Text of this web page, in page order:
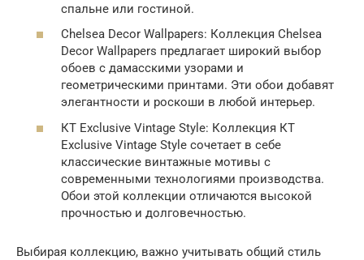
спальне или гостиной.
Chelsea Decor Wallpapers: Коллекция Chelsea
Decor Wallpapers предлагает широкий выбор
обоев с дамасскими узорами и
геометрическими принтами. Эти обои добавят
элегантности и роскоши в любой интерьер.
КТ Exclusive Vintage Style: Коллекция КТ
Exclusive Vintage Style сочетает в себе
классические винтажные мотивы с
современными технологиями производства.
Обои этой коллекции отличаются высокой
прочностью и долговечностью.
Выбирая коллекцию, важно учитывать общий стиль